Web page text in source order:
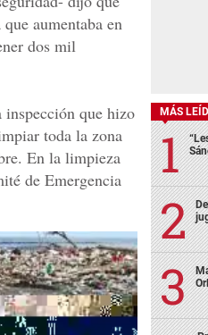
aumentaba en
dos mil
inspección que hizo
toda la zona
En la limpieza
de Emergencia
MÁS